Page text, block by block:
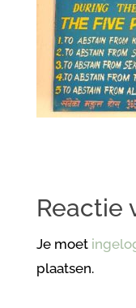
Reactie
Je moet
plaatsen.